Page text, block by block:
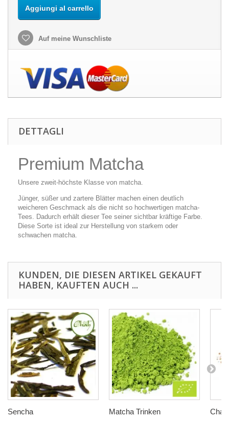
Aggiungi al carrello
Auf meine Wunschliste
DETTAGLI
Premium Matcha
Unsere zweit-höchste Klasse von matcha.
Jünger, süßer und zartere Blätter machen einen deutlich
weicheren Geschmack als die nicht so hochwertigen matcha-
Tees. Dadurch erhält dieser Tee seiner sichtbar kräftige Farbe.
Diese Sorte ist ideal zur Herstellung von starkem oder
schwachen matcha.
KUNDEN, DIE DIESEN ARTIKEL GEKAUFT
HABEN, KAUFTEN AUCH ...
Sencha Matcha Trinken